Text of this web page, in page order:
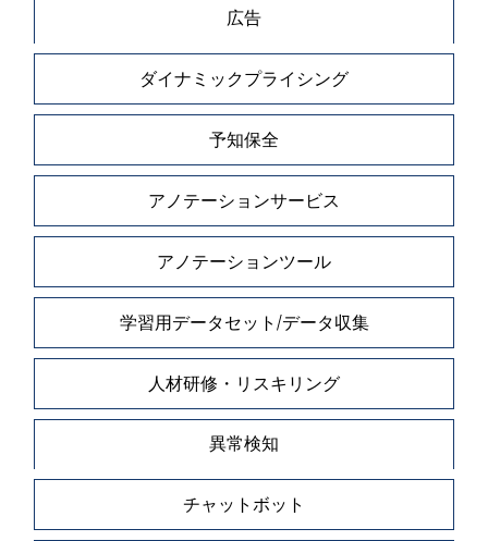
広告
ダイナミックプライシング
予知保全
アノテーションサービス
アノテーションツール
学習用データセット/データ収集
人材研修・リスキリング
異常検知
チャットボット